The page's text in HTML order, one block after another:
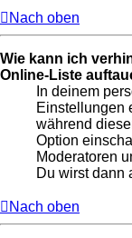
Nach oben
Wie kann ich
Online-Liste
In deinem
Einstellungen
während
Option
Moderatoren
Du wirst dann
Nach oben